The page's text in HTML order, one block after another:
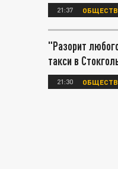
21:37
"Разорит
такси в
21:30